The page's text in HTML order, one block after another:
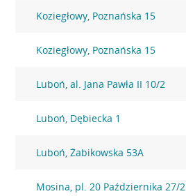
Koziegłowy, Poznańska 15
Koziegłowy, Poznańska 15
Luboń, al. Jana Pawła II 10/2
Luboń, Dębiecka 1
Luboń, Żabikowska 53A
Mosina, pl. 20 Października 27/2